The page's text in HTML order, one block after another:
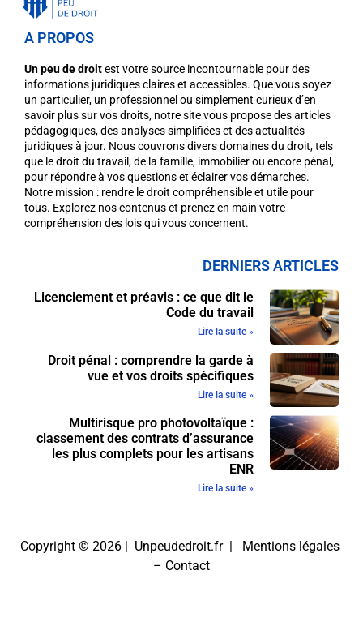
A PROPOS
Un peu de droitest votre source incontournable pour des
informations juridiques claires et accessibles. Que vous soyez
un particulier, un professionnel ou simplement curieux d’en
savoir plus sur vos droits, notre site vous propose des articles
pédagogiques, des analyses simplifiées et des actualités
juridiques à jour. Nous couvrons divers domaines du droit, tels
que le droit du travail, de la famille, immobilier ou encore pénal,
pour répondre à vos questions et éclairer vos démarches.
Notre mission : rendre le droit compréhensible et utile pour
tous. Explorez nos contenus et prenez en main votre
compréhension des lois qui vous concernent.
DERNIERS ARTICLES
Licenciement et préavis : ce que dit le
Code du travail
Lire la suite »
Droit pénal : comprendre la garde à
vue et vos droits spécifiques
Lire la suite »
Multirisque pro photovoltaïque :
classement des contrats d’assurance
les plus complets pour les artisans
ENR
Lire la suite »
Copyright © 2026 | Unpeudedroit.fr | Mentions légales
– Contact